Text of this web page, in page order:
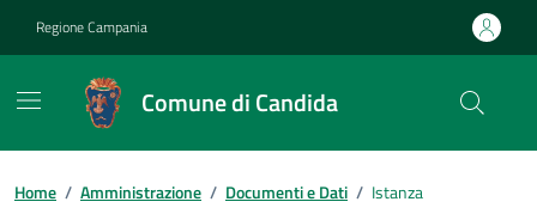
Regione Campania
Comune di Candida
Home / Amministrazione / Documenti e Dati / Istanza